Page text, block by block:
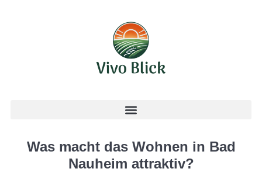
Was macht das Wohnen in Bad
Nauheim attraktiv?